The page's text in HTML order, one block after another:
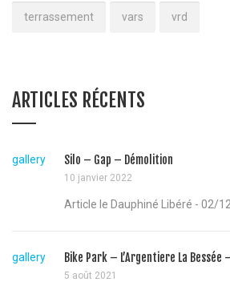
terrassement vars vrd
ARTICLES RÉCENTS
gallery Silo – Gap – Démolition
10 janvier 2022
Article le Dauphiné Libéré - 02/
gallery Bike Park – L’Argentiere La Bessée –
5 août 2021